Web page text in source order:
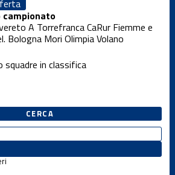
campionato
A TorrefrancaCaRur Fiemme e
Bologna Mori Olimpia Volano
CERCA